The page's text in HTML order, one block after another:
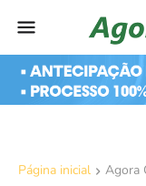
Página inicial Agora